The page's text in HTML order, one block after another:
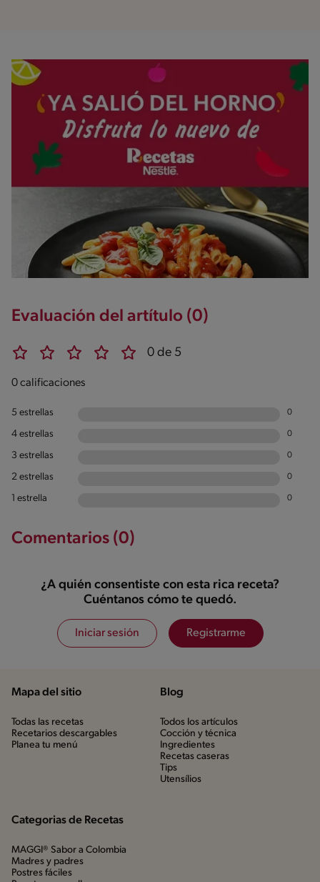
Evaluación del artítulo (0)
0 de 5
0 calificaciones
5 estrellas 0
4 estrellas 0
3 estrellas 0
2 estrellas 0
1 estrella 0
Comentarios (0)
¿A quién consentiste con esta rica receta?
Cuéntanos cómo te quedó.
Iniciar sesión Registrarme
Mapa del sitio
Todas las recetas
Recetarios descargables
Planea tu menú
Blog
Todos los artículos
Cocción y técnica
Ingredientes
Recetas caseras
Tips
Utensílios
Categorias de Recetas
MAGGI® Sabor a Colombia
Madres y padres
Postres fáciles